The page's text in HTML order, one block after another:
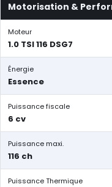
Motorisation &
Moteur
1.0 TSI 116 DSG7
Énergie
Essence
Puissance fiscale
6 cv
Puissance maxi.
116 ch
Puissance Thermique